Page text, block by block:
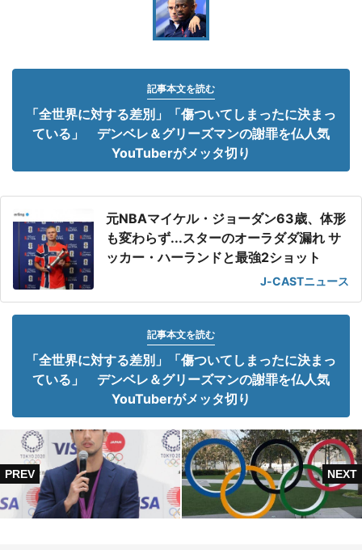
記事本文を読む
「全世界に対する差別」「傷ついてしまったに決まっ
ている」 デンベレ＆グリーズマンの謝罪を仏人気
YouTuberがメッタ切り
元NBAマイケル・ジョーダン63歳、体形
も変わらず...スターのオーラダダ漏れ サ
ッカー・ハーランドと最強2ショット
J-CASTニュース
記事本文を読む
「全世界に対する差別」「傷ついてしまったに決まっ
ている」 デンベレ＆グリーズマンの謝罪を仏人気
YouTuberがメッタ切り